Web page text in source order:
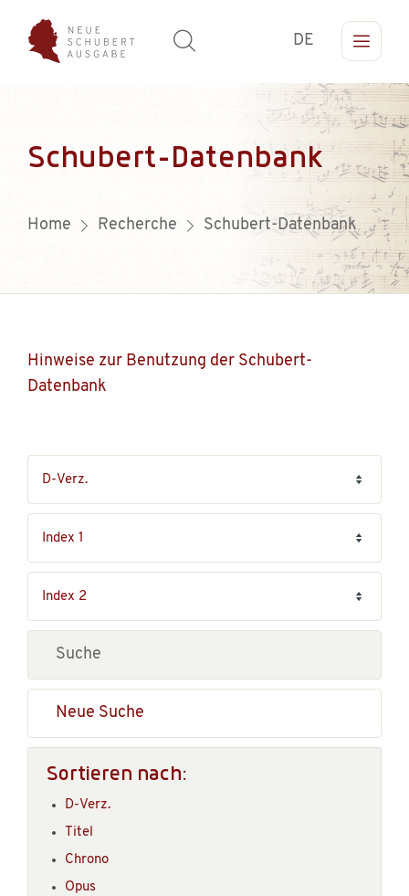
DE
Schubert-Datenbank
Home Recherche Schubert-Datenbank
Hinweise zur Benutzung der Schubert-
Datenbank
Neue Suche
Sortieren nach:
D-Verz.
Titel
Chrono
Opus